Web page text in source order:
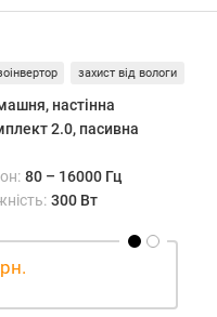
захист від вологи
настінна
2.0, пасивна
80 – 16000 Гц
300 Вт